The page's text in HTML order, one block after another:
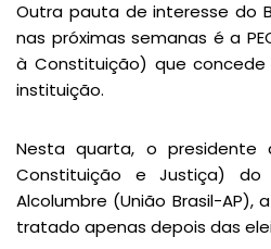
Outra pauta de interesse do
nas próximas semanas é a
à Constituição) que
instituição.
Nesta quarta, o presidente
Constituição e Justiça) do
Alcolumbre (União Brasil-
tratado apenas depois das